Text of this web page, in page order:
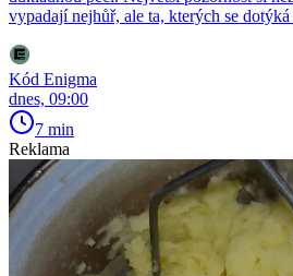
vypadají nejhůř, ale ta, kterých se
Kód Enigma
dnes, 09:00
7 min
Reklama